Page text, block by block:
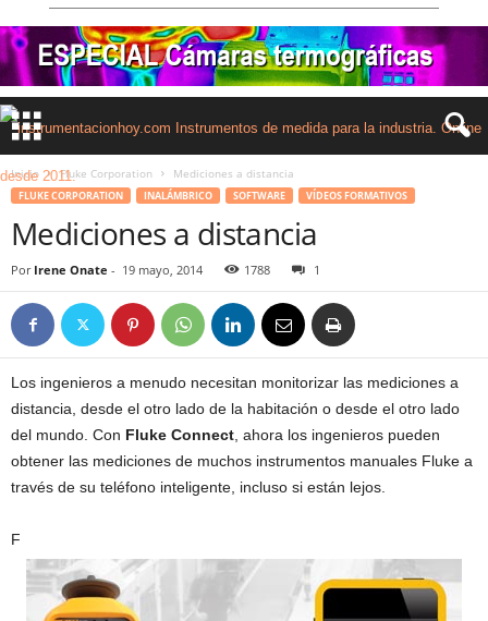
Inicio Fluke Corporation Mediciones a distancia
FLUKE CORPORATION INALÁMBRICO SOFTWARE VÍDEOS FORMATIVOS
Mediciones a distancia
Por Irene Onate - 19 mayo, 2014 1788 1
Los ingenieros a menudo necesitan monitorizar las mediciones a
distancia, desde el otro lado de la habitación o desde el otro lado
del mundo. Con Fluke Connect , ahora los ingenieros pueden
obtener las mediciones de muchos instrumentos manuales Fluke a
través de su teléfono inteligente, incluso si están lejos.
F